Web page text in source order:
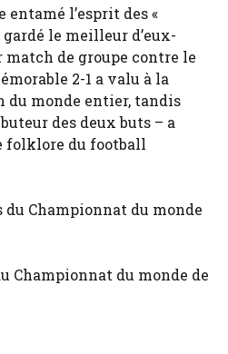
entamé l’esprit des «
gardé le meilleur d’eux-
de groupe contre le
2-1 a valu à la
du monde entier, tandis
des deux buts – a
folklore du football
Championnat du monde de